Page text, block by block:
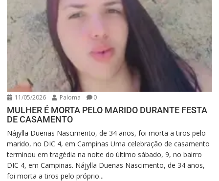
11/05/2026 Paloma 0
MULHER É MORTA PELO MARIDO DURANTE FESTA
DE CASAMENTO
Nájylla Duenas Nascimento, de 34 anos, foi morta a tiros pelo
marido, no DIC 4, em Campinas Uma celebração de casamento
terminou em tragédia na noite do último sábado, 9, no bairro
DIC 4, em Campinas. Nájylla Duenas Nascimento, de 34 anos,
foi morta a tiros pelo próprio...